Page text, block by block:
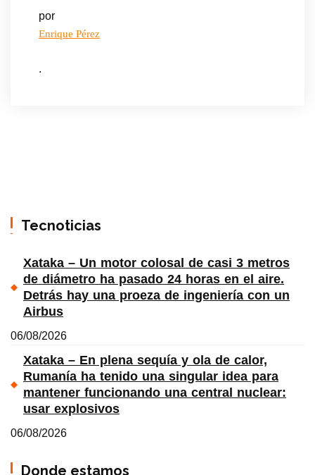
por
Enrique Pérez
.
Tecnoticias
Xataka – Un motor colosal de casi 3 metros
de diámetro ha pasado 24 horas en el aire.
Detrás hay una proeza de ingeniería con un
Airbus
06/08/2026
Xataka – En plena sequía y ola de calor,
Rumanía ha tenido una singular idea para
mantener funcionando una central nuclear:
usar explosivos
06/08/2026
Donde estamos